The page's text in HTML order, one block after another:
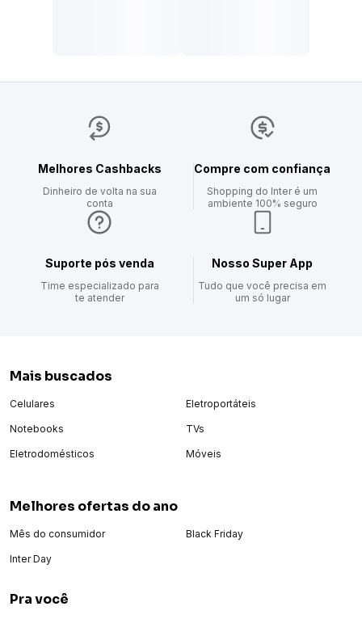
Melhores Cashbacks
Dinheiro de volta na sua
conta
Compre com confiança
Shopping do Inter é um
ambiente 100% seguro
Suporte pós venda
Time especializado para
te atender
Nosso Super App
Tudo que você precisa em
um só lugar
Mais buscados
Celulares
Notebooks
Eletrodomésticos
Eletroportáteis
TVs
Móveis
Melhores ofertas do ano
Mês do consumidor
Inter Day
Black Friday
Pra você